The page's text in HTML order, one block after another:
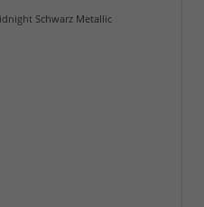
Schwarz Metallic